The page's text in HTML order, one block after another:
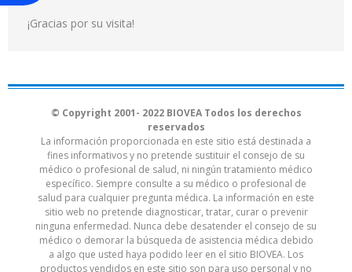
¡Gracias por su visita!
© Copyright 2001- 2022 BIOVEA Todos los derechos
reservados
La información proporcionada en este sitio está destinada a
fines informativos y no pretende sustituir el consejo de su
médico o profesional de salud, ni ningún tratamiento médico
específico. Siempre consulte a su médico o profesional de
salud para cualquier pregunta médica. La información en este
sitio web no pretende diagnosticar, tratar, curar o prevenir
ninguna enfermedad. Nunca debe desatender el consejo de su
médico o demorar la búsqueda de asistencia médica debido
a algo que usted haya podido leer en el sitio BIOVEA. Los
productos vendidos en este sitio son para uso personal y no